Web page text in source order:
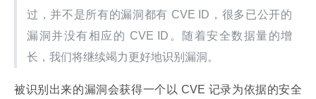
过，并不是所有的漏洞都有 CVE ID，很多已公开的
漏洞并没有相应的 CVE ID。随着安全数据量的增
长，我们将继续竭力更好地识别漏洞。
被识别出来的漏洞会获得一个以 CVE 记录为依据的安全